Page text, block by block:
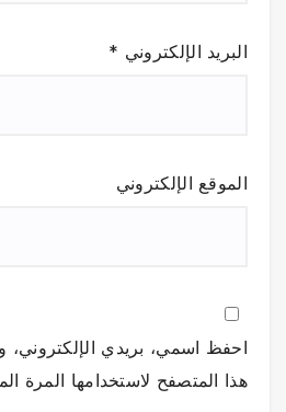
البريد الإلكتروني *
الموقع الإلكتروني
احفظ اسمي، بريدي الإلكتروني،
هذا المتصفح لاستخدامها المرة